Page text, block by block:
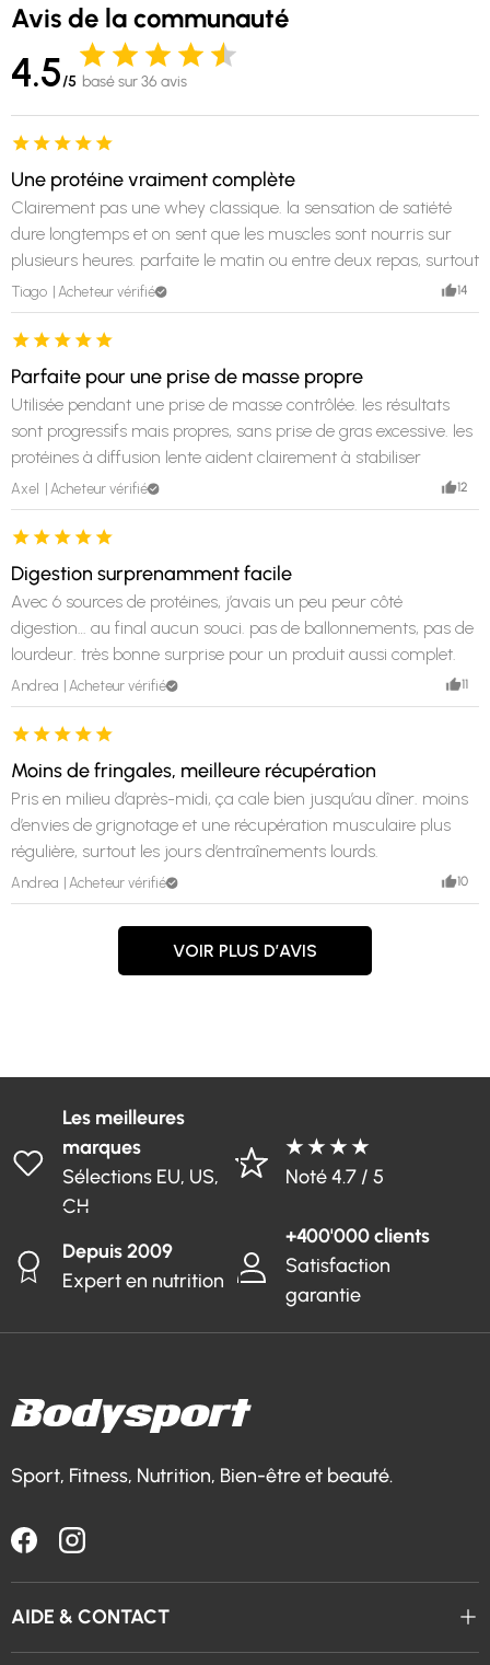
Avis de la communauté
4.5/5 basé sur 36 avis
Tiago Acheteur vérifié
Une protéine vraiment complète
Clairement pas une whey classique. la sensation de satiété
dure longtemps et on sent que les muscles sont nourris sur
plusieurs heures. parfaite le matin ou entre deux repas, surtout
quand on ne peut pas manger tout de suite.
14
Axel Acheteur vérifié
Parfaite pour une prise de masse propre
Utilisée pendant une prise de masse contrôlée. les résultats
sont progressifs mais propres, sans prise de gras excessive. les
protéines à diffusion lente aident clairement à stabiliser
l’apport sur la journée.
12
Andrea Acheteur vérifié
Digestion surprenamment facile
Avec 6 sources de protéines, j’avais un peu peur côté
digestion… au final aucun souci. pas de ballonnements, pas de
lourdeur. très bonne surprise pour un produit aussi complet.
11
Andrea Acheteur vérifié
Moins de fringales, meilleure récupération
Pris en milieu d’après-midi, ça cale bien jusqu’au dîner. moins
d’envies de grignotage et une récupération musculaire plus
régulière, surtout les jours d’entraînements lourds.
10
VOIR PLUS D’AVIS
Les meilleures
marques
Sélections EU, US,
CH
★ ★ ★ ★
Noté 4.7 / 5
Depuis 2009
Expert en nutrition
+400'000 clients
Satisfaction
garantie
Sport, Fitness, Nutrition, Bien-être et beauté.
FacebookInstagram
AIDE & CONTACT